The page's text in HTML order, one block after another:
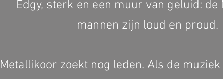
Edgy, sterk en een muur van geluid: de
mannen zijn loud en proud.
Metallikoor zoekt nog leden. Als de